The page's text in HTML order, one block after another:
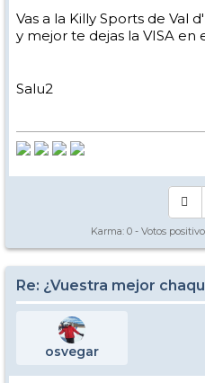
Vas a la Killy Sports de Val
y mejor te dejas la VISA en
Salu2
Karma: 0 - Votos
Re: ¿Vuestra mejor
osvegar